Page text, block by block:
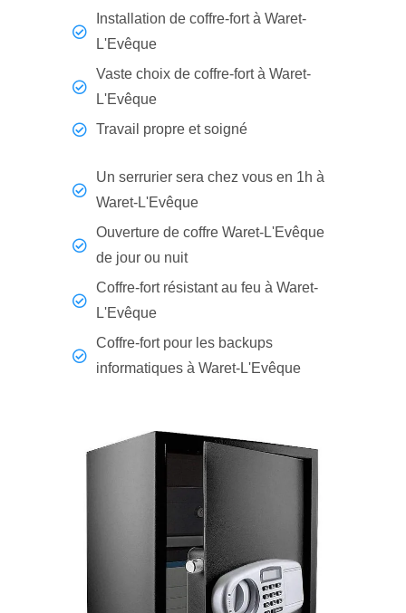
Installation de coffre-fort à Waret-
L'Evêque
Vaste choix de coffre-fort à Waret-
L'Evêque
Travail propre et soigné
Un serrurier sera chez vous en 1h à
Waret-L'Evêque
Ouverture de coffre Waret-L'Evêque
de jour ou nuit
Coffre-fort résistant au feu à Waret-
L'Evêque
Coffre-fort pour les backups
informatiques à Waret-L'Evêque